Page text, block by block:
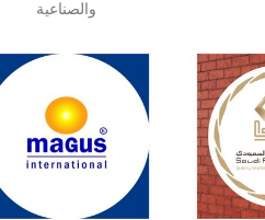
والصناعية